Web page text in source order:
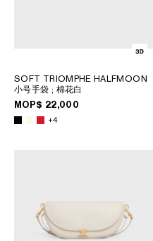
SOFT TRIOMPHE HALFMOON
小号手袋 ; 棉花白
MOP$ 22,000
+4
大洋洲